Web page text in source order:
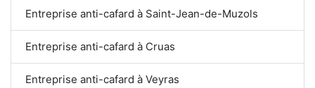
Entreprise anti-cafard à Saint-Jean-de-Muzols
Entreprise anti-cafard à Cruas
Entreprise anti-cafard à Veyras